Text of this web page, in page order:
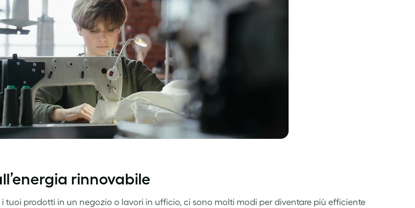
rinnovabile
tuoi prodotti in un negozio o lavori in ufficio, ci sono molti modi per diventare più efficiente